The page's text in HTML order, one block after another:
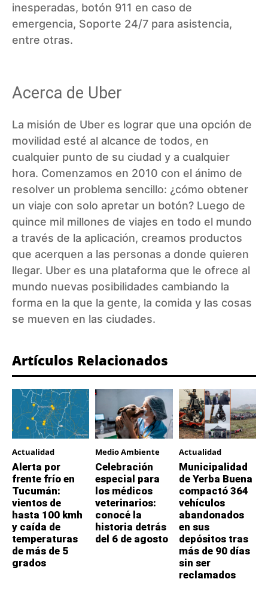
inesperadas, botón 911 en caso de
emergencia, Soporte 24/7 para asistencia,
entre otras.
Acerca de Uber
La misión de Uber es lograr que una opción de
movilidad esté al alcance de todos, en
cualquier punto de su ciudad y a cualquier
hora. Comenzamos en 2010 con el ánimo de
resolver un problema sencillo: ¿cómo obtener
un viaje con solo apretar un botón? Luego de
quince mil millones de viajes en todo el mundo
a través de la aplicación, creamos productos
que acerquen a las personas a donde quieren
llegar. Uber es una plataforma que le ofrece al
mundo nuevas posibilidades cambiando la
forma en la que la gente, la comida y las cosas
se mueven en las ciudades.
Artículos Relacionados
Actualidad
Alerta por
frente frío en
Tucumán:
vientos de
hasta 100 kmh
y caída de
temperaturas
de más de 5
grados
Medio Ambiente
Celebración
especial para
los médicos
veterinarios:
conocé la
historia detrás
del 6 de agosto
Actualidad
Municipalidad
de Yerba Buena
compactó 364
vehículos
abandonados
en sus
depósitos tras
más de 90 días
sin ser
reclamados